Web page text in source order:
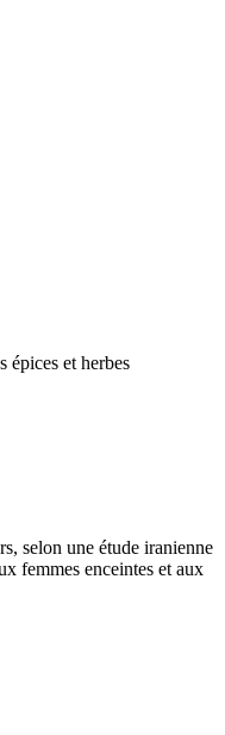
épices et herbes
selon une étude iranienne
femmes enceintes et aux